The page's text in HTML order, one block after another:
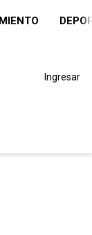
Ingresar